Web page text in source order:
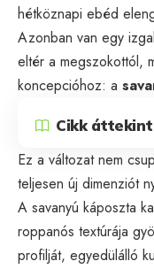
hétköznapi ebéd
Azonban van egy
eltér a megszokottól,
koncepcióhoz: a
Cikk
Ez a változat nem
teljesen új dimenziót
A savanyú káposzta
roppanós textúrája
profilját, egyedülálló